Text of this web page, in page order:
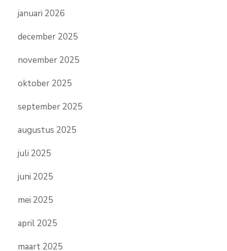
januari 2026
december 2025
november 2025
oktober 2025
september 2025
augustus 2025
juli 2025
juni 2025
mei 2025
april 2025
maart 2025